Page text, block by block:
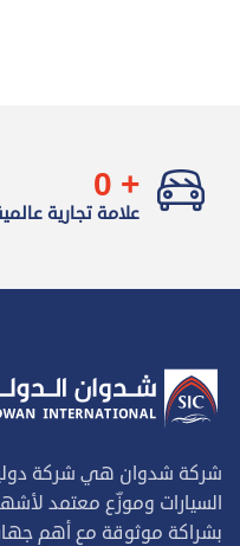
+
0
علامة تجارية
شركة شدوان هي شركة
السيارات وموزّع معتمد لأشهر
بشراكة موثوقة مع أهم